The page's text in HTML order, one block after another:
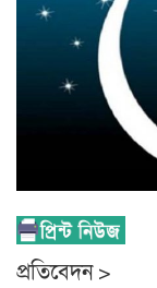
প্রতিবেদন >